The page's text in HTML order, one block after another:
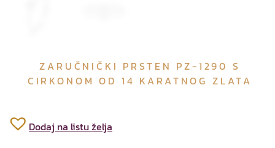
ZARUČNIČKI PRSTEN PZ-1290 S
CIRKONOM OD 14 KARATNOG ZLATA
Dodaj na listu želja